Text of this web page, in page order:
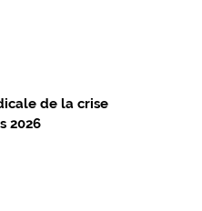
de la crise
2026